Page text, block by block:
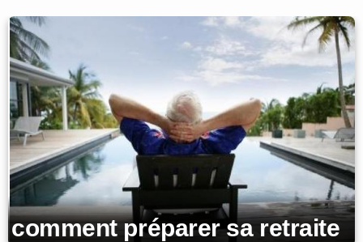
comment préparer sa retraite